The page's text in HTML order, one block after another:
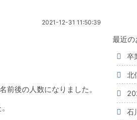
2021-12-31 11:50:39
後の人数になりました。
最近の
卒
北
石